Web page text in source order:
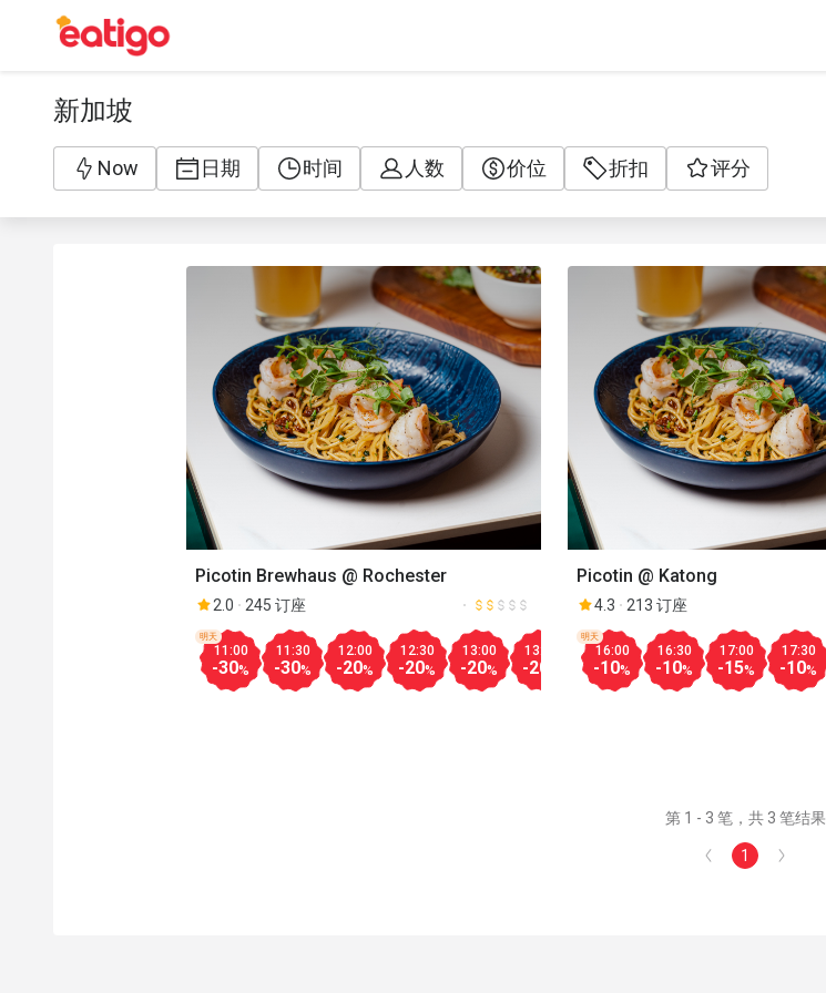
新加坡
Now 日期 时间 人数 价位 折扣 评分
Picotin Brewhaus @ Rochester
2.0 245 订座
11:00
-30%
明天
11:30
-30%
12:00
-20%
12:30
-20%
13:00
-20%
13:30
-20
14:00
-30 %
14:30
-50 %
15:00
-50%
15:30
-30 %
Picotin @ Katong
4.3 213 订座
16:00
-10%
明天
16:30
-10%
17:00
-15%
17:30
-10%
第 1 - 3 笔，共 3 笔结果
1